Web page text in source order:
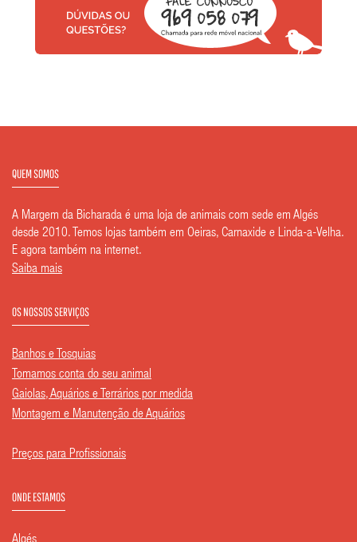
QUEM SOMOS
A Margem da Bicharada é uma loja de animais com sede em Algés
desde 2010. Temos lojas também em Oeiras, Carnaxide e Linda-a-Velha.
E agora também na internet.
Saiba mais
OS NOSSOS SERVIÇOS
Banhos e Tosquias
Tomamos conta do seu animal
Gaiolas, Aquários e Terrários por medida
Montagem e Manutenção de Aquários
Preços para Profissionais
ONDE ESTAMOS